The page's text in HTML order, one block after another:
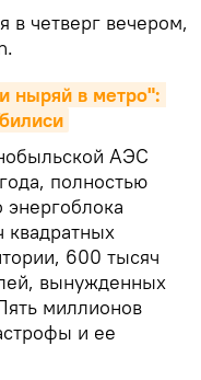
в четверг вечером,
ныряй в метро":
АЭС
полностью
энергоблока
квадратных
600 тысяч
вынужденных
миллионов
и ее